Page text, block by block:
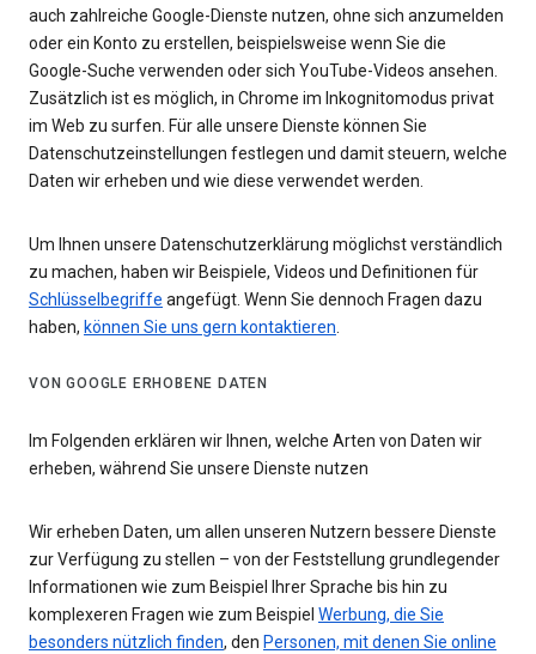
auch zahlreiche Google-Dienste nutzen, ohne sich anzumelden
oder ein Konto zu erstellen, beispielsweise wenn Sie die
Google-Suche verwenden oder sich YouTube-Videos ansehen.
Zusätzlich ist es möglich, in Chrome im Inkognitomodus privat
im Web zu surfen. Für alle unsere Dienste können Sie
Datenschutzeinstellungen festlegen und damit steuern, welche
Daten wir erheben und wie diese verwendet werden.
Um Ihnen unsere Datenschutzerklärung möglichst verständlich
zu machen, haben wir Beispiele, Videos und Definitionen für
Schlüsselbegriffe angefügt. Wenn Sie dennoch Fragen dazu
haben, können Sie uns gern kontaktieren.
VON GOOGLE ERHOBENE DATEN
Im Folgenden erklären wir Ihnen, welche Arten von Daten wir
erheben, während Sie unsere Dienste nutzen
Wir erheben Daten, um allen unseren Nutzern bessere Dienste
zur Verfügung zu stellen – von der Feststellung grundlegender
Informationen wie zum Beispiel Ihrer Sprache bis hin zu
komplexeren Fragen wie zum Beispiel Werbung, die Sie
besonders nützlich finden, den Personen, mit denen Sie online